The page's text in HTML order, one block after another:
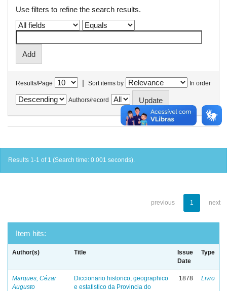
Use filters to refine the search results.
Results/Page | Sort items by In order
Authors/record
Results 1-1 of 1 (Search time: 0.001 seconds).
previous 1 next
Item hits:
Author(s) Title
Issue
Date
Type
Marques, Cézar
Augusto
Diccionario historico, geographico
e estatistico da Provincia do
1878 Livro